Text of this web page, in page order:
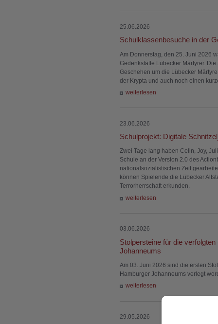
25.06.2026
Schulklassenbesuche in der
Am Donnerstag, den 25. Juni 2026
Gedenkstätte Lübecker Märtyrer.
Geschehen um die Lübecker
der Krypta und auch noch einen
weiterlesen
23.06.2026
Schulprojekt: Digitale
Zwei Tage lang haben Celin, Joy,
Schule an der Version 2.0 des
nationalsozialistischen Zeit
können Spielende die Lübecker
Terrorherrschaft erkunden.
weiterlesen
03.06.2026
Stolpersteine für die
Johanneums
Am 03. Juni 2026 sind die ersten
Hamburger Johanneums verlegt
weiterlesen
29.05.2026